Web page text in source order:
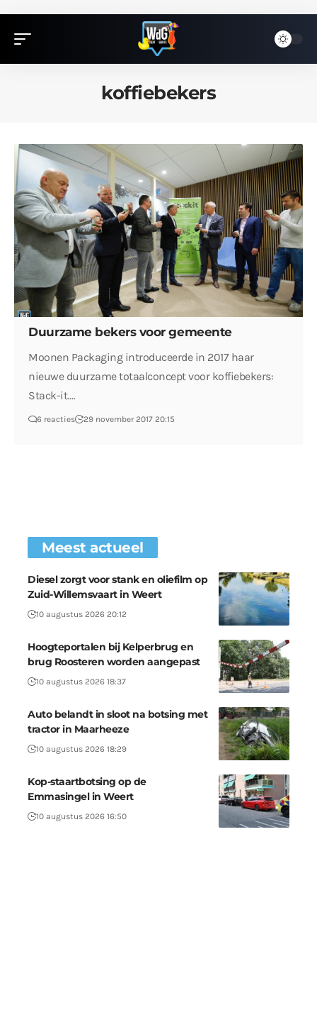
koffiebekers
Duurzame bekers voor gemeente
Moonen Packaging introduceerde in 2017 haar
nieuwe duurzame totaalconcept voor koffiebekers:
Stack-it.…
6 reacties 29 november 2017 20:15
Meest actueel
Diesel zorgt voor stank en oliefilm op
Zuid-Willemsvaart in Weert
10 augustus 2026 20:12
Hoogteportalen bij Kelperbrug en
brug Roosteren worden aangepast
10 augustus 2026 18:37
Auto belandt in sloot na botsing met
tractor in Maarheeze
10 augustus 2026 18:29
Kop-staartbotsing op de
Emmasingel in Weert
10 augustus 2026 16:50